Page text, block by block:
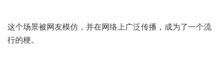
这个场景被网友模仿，并在网络上广泛传播，成为了一个流
行的梗。